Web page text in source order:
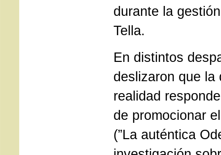
durante la
Tella.
En distintos
deslizaron que la
realidad
de promocionar
(”La auténtica